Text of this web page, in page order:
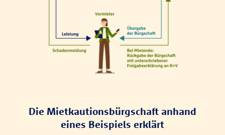
Die Mietkautionsbürgschaft anhand
eines Beispiels erklärt